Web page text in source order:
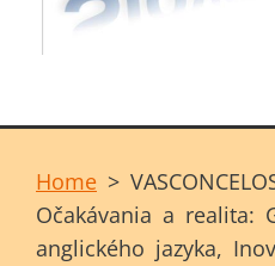
Home >
Očakávania a realita:
anglického jazyka,